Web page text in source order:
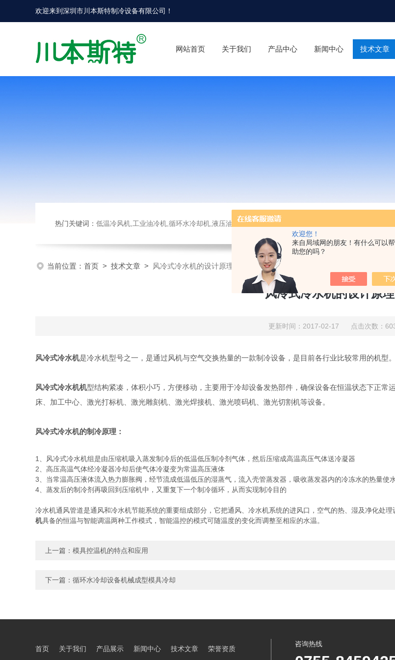
欢迎您！
来自局域网的朋友！有什么可以帮
助您的吗？
欢迎来到深圳市川本斯特制冷设备有限公司 ！
网站首页 关于我们 产品中心 新闻中心 技术文章
热门关键词： 低温冷风机,工业油冷机,循环水冷却机,液压油冷却机
当前位置： 首页 > 技术文章 > 风冷式冷水机的设计原理
风冷式冷水机的设计原理
更新时间：2017-02-17 点击次数：
风冷式冷水机是冷水机型号之一，是通过风机与空气交换热量的一款制冷设备，是目前各行业比较常用的机型。
风冷式冷水机机型结构紧凑，体积小巧，方便移动，主要用于冷却设备发热部件，确保设备在恒温状态下正常
床、加工中心、激光打标机、激光雕刻机、激光焊接机、激光喷码机、激光切割机等设备。
风冷式冷水机的制冷原理：
1、风冷式冷水机组是由压缩机吸入蒸发制冷后的低温低压制冷剂气体，然后压缩成高温高压气体送冷凝器
2、高压高温气体经冷凝器冷却后使气体冷凝变为常温高压液体
3、当常温高压液体流入热力膨胀阀，经节流成低温低压的湿蒸气，流入壳管蒸发器，吸收蒸发器内的冷冻水的热量使
4、蒸发后的制冷剂再吸回到压缩机中，又重复下一个制冷循环，从而实现制冷目的
冷水机通风管道是通风和冷水机节能系统的重要组成部分，它把通风、冷水机系统的进风口，空气的热、湿及净化处
机具备的恒温与智能调温两种工作模式，智能温控的模式可随温度的变化而调整至相应的水温。
上一篇： 模具控温机的特点和应用
下一篇： 循环水冷却设备机械成型模具冷却
首页 关于我们 产品展示 新闻中心 技术文章 荣誉资质
咨询热线